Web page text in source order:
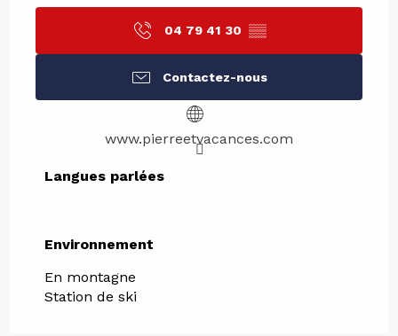
04 79 41 30 ▒▒
Contactez-nous
www.pierreetvacances.com
Langues parlées
Langues parlées
Environnement
Environnement
En montagne
Station de ski